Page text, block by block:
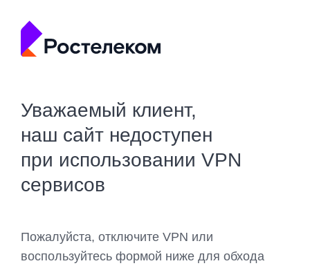
Уважаемый клиент,
наш сайт недоступен
при использовании VPN
сервисов
Пожалуйста, отключите VPN или
воспользуйтесь формой ниже для обхода